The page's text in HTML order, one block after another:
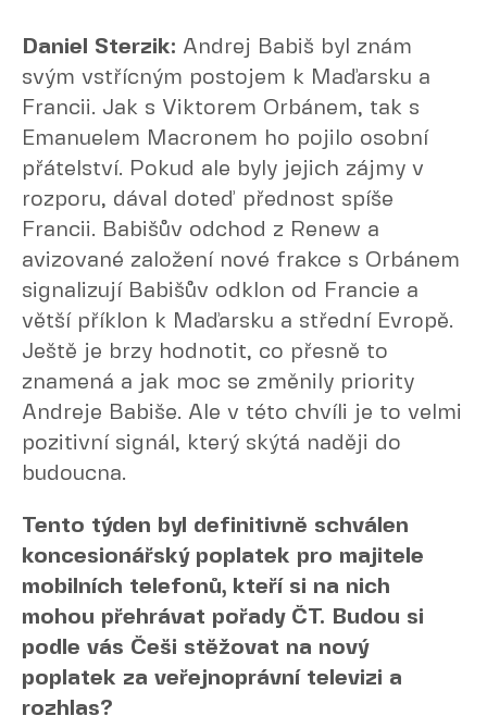
Daniel Sterzik: Andrej Babiš byl znám
svým vstřícným postojem k Maďarsku a
Francii. Jak s Viktorem Orbánem, tak s
Emanuelem Macronem ho pojilo osobní
přátelství. Pokud ale byly jejich zájmy v
rozporu, dával doteď přednost spíše
Francii. Babišův odchod z Renew a
avizované založení nové frakce s Orbánem
signalizují Babišův odklon od Francie a
větší příklon k Maďarsku a střední Evropě.
Ještě je brzy hodnotit, co přesně to
znamená a jak moc se změnily priority
Andreje Babiše. Ale v této chvíli je to velmi
pozitivní signál, který skýtá naději do
budoucna.
Tento týden byl definitivně schválen
koncesionářský poplatek pro majitele
mobilních telefonů, kteří si na nich
mohou přehrávat pořady ČT. Budou si
podle vás Češi stěžovat na nový
poplatek za veřejnoprávní televizi a
rozhlas?